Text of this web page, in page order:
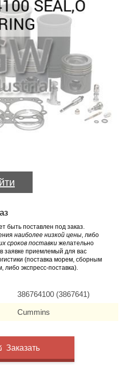
быть поставлен под заказ.
наиболее низкой цены, либо
сроков поставки желательно
заявке приемлемый для вас
(поставка морем, сборным
либо экспресс-поставка).
386764100 (3867641)
Cummins
Заказать